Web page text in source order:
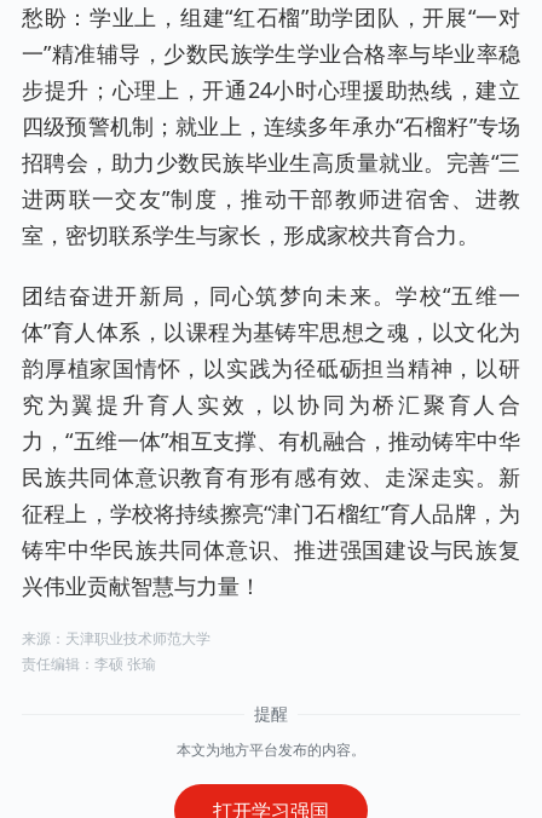
打开学习强国
愁盼：学业上，组建“红石榴”助学团队，开展“一对
一”精准辅导，少数民族学生学业合格率与毕业率稳
步提升；心理上，开通24小时心理援助热线，建立
四级预警机制；就业上，连续多年承办“石榴籽”专场
招聘会，助力少数民族毕业生高质量就业。完善“三
进两联一交友”制度，推动干部教师进宿舍、进教
室，密切联系学生与家长，形成家校共育合力。
团结奋进开新局，同心筑梦向未来。学校“五维一
体”育人体系，以课程为基铸牢思想之魂，以文化为
韵厚植家国情怀，以实践为径砥砺担当精神，以研
究为翼提升育人实效，以协同为桥汇聚育人合
力，“五维一体”相互支撑、有机融合，推动铸牢中华
民族共同体意识教育有形有感有效、走深走实。新
征程上，学校将持续擦亮“津门石榴红”育人品牌，为
铸牢中华民族共同体意识、推进强国建设与民族复
兴伟业贡献智慧与力量！
来源：天津职业技术师范大学
责任编辑：李硕 张瑜
本文为地方平台发布的内容。